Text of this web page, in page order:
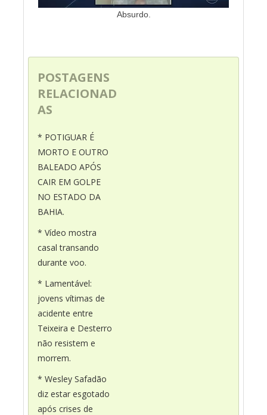
Absurdo.
POSTAGENS
RELACIONAD
AS
* POTIGUAR É
MORTO E OUTRO
BALEADO APÓS
CAIR EM GOLPE
NO ESTADO DA
BAHIA.
* Vídeo mostra
casal transando
durante voo.
* Lamentável:
jovens vítimas de
acidente entre
Teixeira e Desterro
não resistem e
morrem.
* Wesley Safadão
diz estar esgotado
após crises de